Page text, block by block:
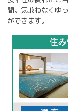
間。気兼ねなくゆ
ができます。